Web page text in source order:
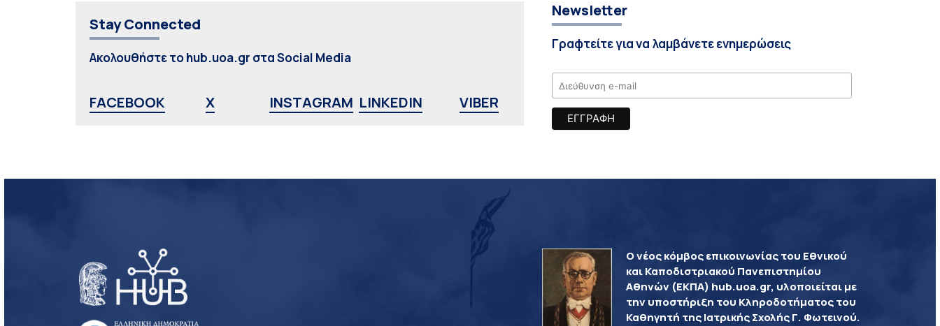
Stay Connected
Ακολουθήστε το hub.uoa.gr στα Social Media
FACEBOOK X INSTAGRAM LINKEDIN VIBER
Newsletter
Γραφτείτε για να λαμβάνετε ενημερώσεις
Ο νέος κόμβος επικοινωνίας του Εθνικού
και Καποδιστριακού Πανεπιστημίου
Αθηνών (ΕΚΠΑ) hub.uoa.gr, υλοποιείται με
την υποστήριξη του Κληροδοτήματος του
Καθηγητή της Ιατρικής Σχολής Γ. Φωτεινού.